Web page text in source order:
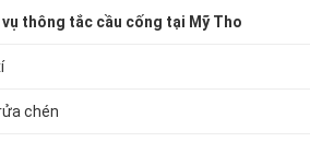
thông tắc cầu cống tại Mỹ Tho
chén